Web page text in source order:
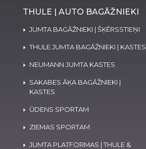
THULE | AUTO BAGĀŽNIEKI
JUMTA BAGĀŽNIEKI | ŠĶĒRSSTIEŅI
THULE JUMTA BAGĀŽNIEKI | KASTES
NEUMANN JUMTA KASTES
SAKABES ĀĶA BAGĀŽNIEKI |
KASTES
ŪDENS SPORTAM
ZIEMAS SPORTAM
JUMTA PLATFORMAS | THULE &